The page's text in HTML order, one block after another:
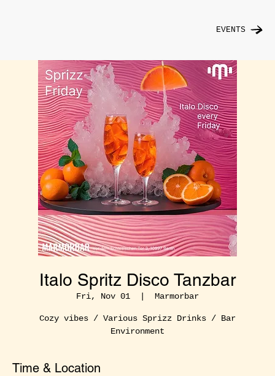
EVENTS
Italo Spritz Disco Tanzbar
Fri, Nov 01
  |
Marmorbar
Cozy vibes / Various Sprizz Drinks / Bar
Environment
Time & Location